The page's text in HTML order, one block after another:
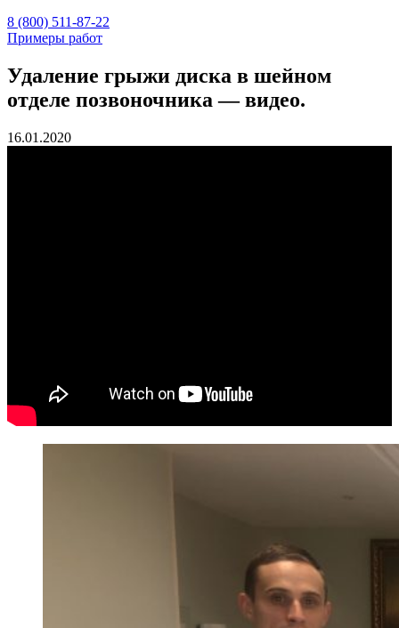
8 (800) 511-87-22
Примеры работ
Удаление грыжи диска в шейном
отделе позвоночника — видео.
16.01.2020